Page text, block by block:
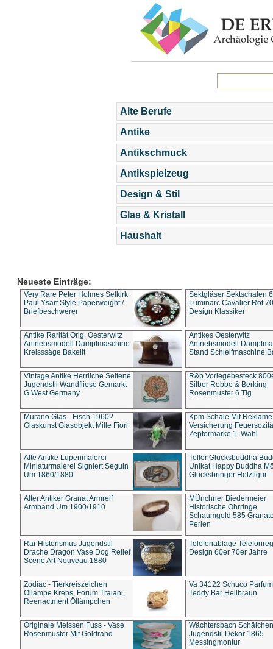
Alte Berufe
Antike
Antikschmuck
Antikspielzeug
Design & Stil
Glas & Kristall
Haushalt
Neueste Einträge:
Very Rare Peter Holmes Selkirk
Paul Ysart Style Paperweight /
Briefbeschwerer
Sektgläser Sektschalen
Luminarc Cavalier Rot
Design Klassiker
Antike Rarität Orig. Oesterwitz
Antriebsmodell Dampfmaschine
Kreisssäge Bakelit
Antikes Oesterwitz
Antriebsmodell
Stand Schleifmaschine
Vintage Antike Herrliche Seltene
Jugendstil Wandfliese Gemarkt
G West Germany
R&b Vorlegebesteck
Silber Robbe & Berking
Rosenmuster 6 Tlg.
Murano Glas - Fisch 1960?
Glaskunst Glasobjekt Mille Fiori
Kpm Schale Mit Reklame
Versicherung
Zeptermarke 1. Wahl
Alte Antike Lupenmalerei
Miniaturmalerei Signiert Seguin
Um 1860/1880
Toller Glücksbuddha
Unikat Happy Buddha
Glücksbringer Holzfigur
Alter Antiker Granat Armreif
Armband Um 1900/1910
MÜnchner Biedermeier
Historische Ohrringe
Schaumgold 585
Perlen
Rar Historismus Jugendstil
Drache Dragon Vase Dog Relief
Scene Art Nouveau 1880
Telefonablage
Design 60er 70er Jahre
Zodiac - Tierkreiszeichen
Öllampe Krebs, Forum Traiani,
Reenactment Öllämpchen
Va 34122 Schuco
Teddy Bär Hellbraun
Originale Meissen Fuss - Vase
Rosenmuster Mit Goldrand
Wächtersbach Schälchen
Jugendstil Dekor 1865
Messingmontur